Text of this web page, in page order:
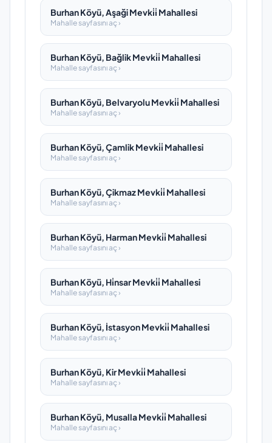
Burhan Köyü, Aşaği Mevki̇i̇ Mahallesi
Mahalle sayfasını aç ›
Burhan Köyü, Bağlik Mevki̇i̇ Mahallesi
Mahalle sayfasını aç ›
Burhan Köyü, Belvaryolu Mevki̇i̇ Mahallesi
Mahalle sayfasını aç ›
Burhan Köyü, Çamlik Mevki̇i̇ Mahallesi
Mahalle sayfasını aç ›
Burhan Köyü, Çikmaz Mevki̇i̇ Mahallesi
Mahalle sayfasını aç ›
Burhan Köyü, Harman Mevki̇i̇ Mahallesi
Mahalle sayfasını aç ›
Burhan Köyü, Hi̇nsar Mevki̇i̇ Mahallesi
Mahalle sayfasını aç ›
Burhan Köyü, İstasyon Mevki̇i̇ Mahallesi
Mahalle sayfasını aç ›
Burhan Köyü, Kir Mevki̇i̇ Mahallesi
Mahalle sayfasını aç ›
Burhan Köyü, Musalla Mevki̇i̇ Mahallesi
Mahalle sayfasını aç ›